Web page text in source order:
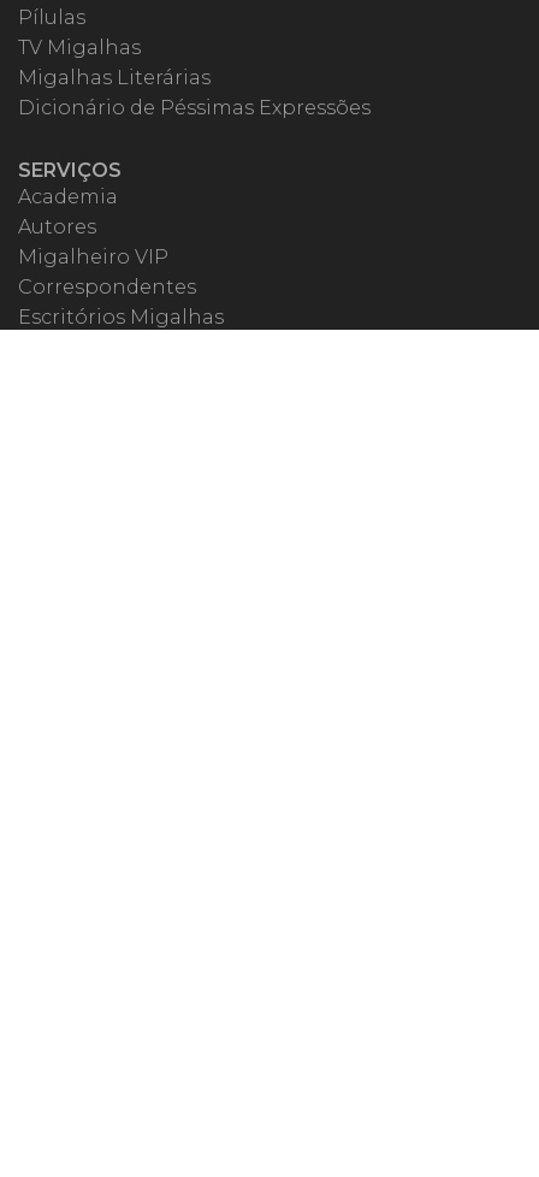
Pílulas
TV Migalhas
Migalhas Literárias
Dicionário de Péssimas Expressões
SERVIÇOS
Academia
Autores
Migalheiro VIP
Correspondentes
Escritórios Migalhas